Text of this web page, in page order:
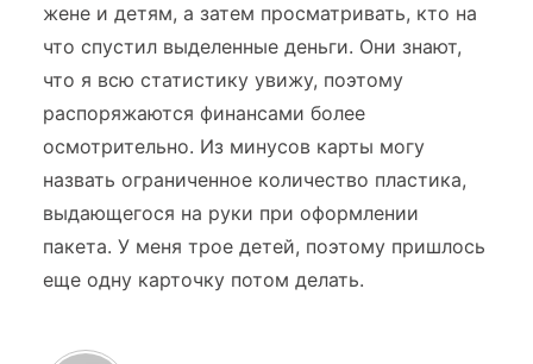
жене и детям, а затем просматривать, кто на
что спустил выделенные деньги. Они знают,
что я всю статистику увижу, поэтому
распоряжаются финансами более
осмотрительно. Из минусов карты могу
назвать ограниченное количество пластика,
выдающегося на руки при оформлении
пакета. У меня трое детей, поэтому пришлось
еще одну карточку потом делать.